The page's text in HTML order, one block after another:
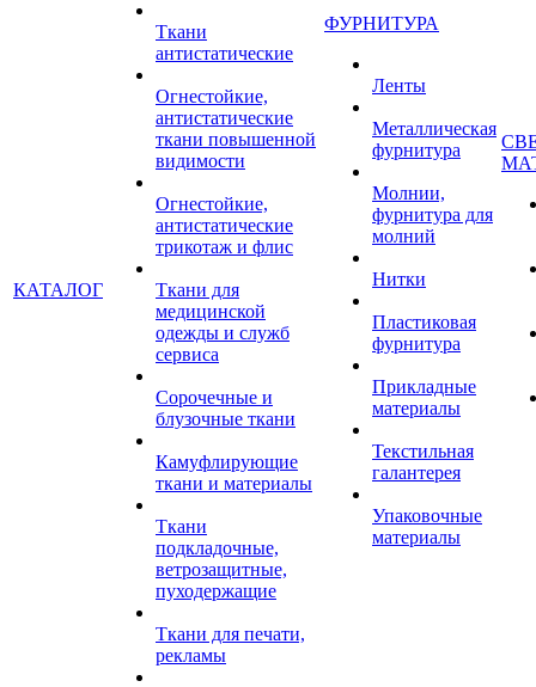
КАТАЛОГ
Ткани
антистатические
Огнестойкие,
антистатические
ткани повышенной
видимости
Огнестойкие,
антистатические
трикотаж и флис
Ткани для
медицинской
одежды и служб
сервиса
Сорочечные и
блузочные ткани
Камуфлирующие
ткани и материалы
Ткани
подкладочные,
ветрозащитные,
пуходержащие
Ткани для печати,
рекламы
ФУРНИТУРА
Ленты
Металлическая
фурнитура
Молнии,
фурнитура для
молний
Нитки
Пластиковая
фурнитура
Прикладные
материалы
Текстильная
галантерея
Упаковочные
материалы